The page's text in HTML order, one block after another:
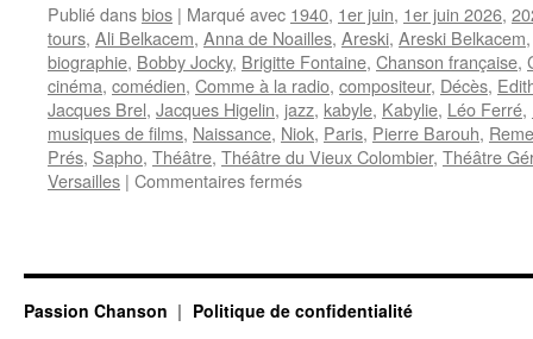
Publié dansbios | Marqué avec 1940, 1er juin, 1er juin 2026,
tours, Ali Belkacem, Anna de Noailles, Areski, Areski Belkacem
biographie, Bobby Jocky, Brigitte Fontaine, Chanson française,
cinéma, comédien, Comme à la radio, compositeur, Décès,
Jacques Brel, Jacques Higelin, jazz, kabyle, Kabylie, Léo Ferré,
musiques de films, Naissance, Niok, Paris, Pierre Barouh,
Prés, Sapho, Théâtre, Théâtre du Vieux Colombier, Théâtre
Versailles | Commentaires ferméssur
Passion Chanson Politique de confidentialité